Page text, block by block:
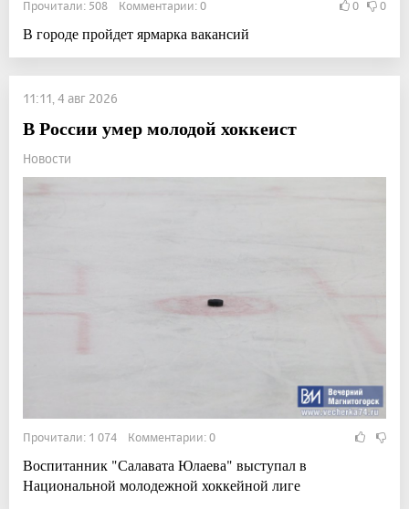
Прочитали: 508 Комментарии: 0 0 0
В городе пройдет ярмарка вакансий
11:11, 4 авг 2026
В России умер молодой хоккеист
Новости
Прочитали: 1 074 Комментарии: 0
Воспитанник "Салавата Юлаева" выступал в
Национальной молодежной хоккейной лиге